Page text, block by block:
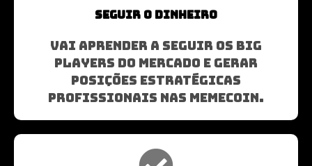
SEGUIR O DINHEIRO
VAI APRENDER A SEGUIR OS BIG
PLAYERS DO MERCADO E GERAR
POSIÇÕES ESTRATÉGICAS
PROFISSIONAIS NAS MEMECOIN.